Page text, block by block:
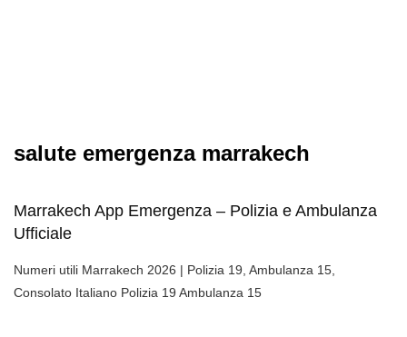
salute emergenza marrakech
Marrakech App Emergenza – Polizia e Ambulanza
Ufficiale
Numeri utili Marrakech 2026 | Polizia 19, Ambulanza 15,
Consolato Italiano Polizia 19 Ambulanza 15